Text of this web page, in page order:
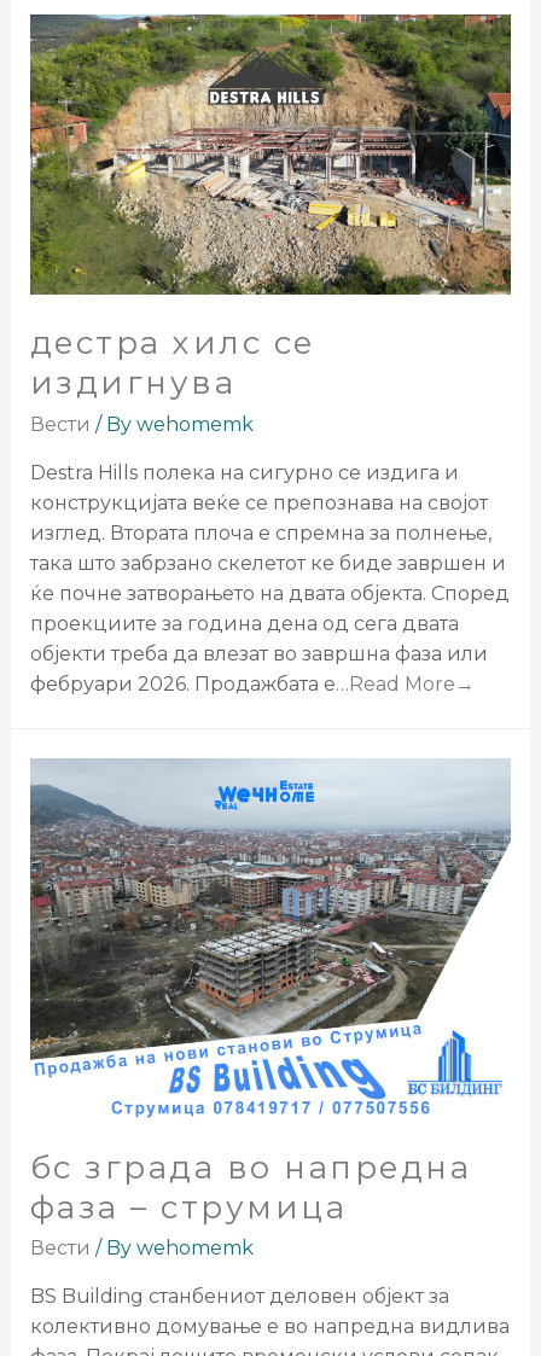
дестра хилс се
издигнува
Вести / By wehomemk
Destra Hills полека на сигурно се издига и
конструкцијата веќе се препознава на својот
изглед. Втората плоча е спремна за полнење,
така што забрзано скелетот ке биде завршен и
ќе почне затворањето на двата објекта. Според
проекциите за година дена од сега двата
објекти треба да влезат во завршна фаза или
фебруари 2026. Продажбата е…Read More→
бс зграда во напредна
фаза – струмица
Вести / By wehomemk
BS Building станбениот деловен објект за
колективно домување е во напредна видлива